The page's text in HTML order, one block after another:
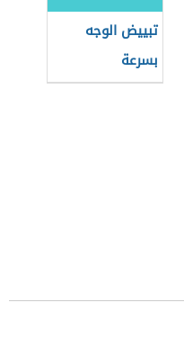
تبييض الوجه
بسرعة